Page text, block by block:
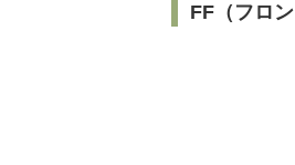
FF（フロ